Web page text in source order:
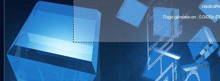
Page générée en : 0.0439s